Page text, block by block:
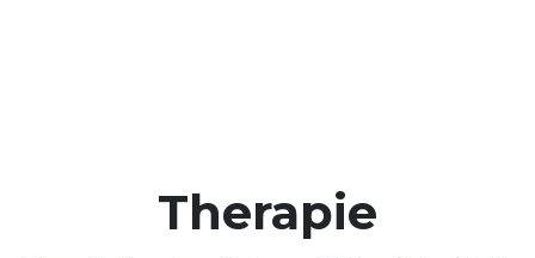
Therapie